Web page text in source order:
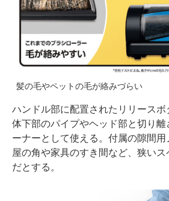
髪の毛やペットの毛が絡みづらい
ハンドル部に配置されたリリース
体下部のパイプやヘッド部と切り離
ーナーとして使える。付属の隙間
屋の角や家具のすき間など、狭い
だとする。